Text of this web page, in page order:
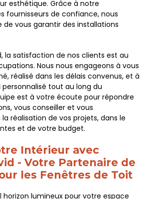
esthétique. Grâce à notre
fournisseurs de confiance, nous
vous garantir des installations
la satisfaction de nos clients est au
Nous nous engageons à vous
réalisé dans les délais convenus, et à
tout au long du
est à votre écoute pour répondre
vous conseiller et vous
réalisation de vos projets, dans le
et de votre budget.
Intérieur avec
- Votre Partenaire de
les Fenêtres de Toit
horizon lumineux pour votre espace